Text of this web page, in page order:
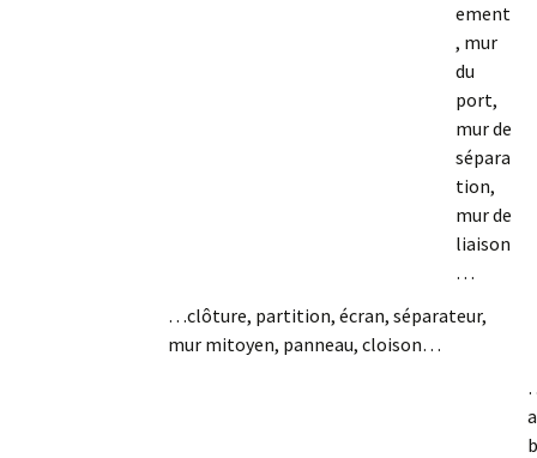
ement
, mur
du
port,
mur de
sépara
tion,
mur de
liaison
…
…clôture, partition, écran, séparateur,
mur mitoyen, panneau, cloison…
a
b